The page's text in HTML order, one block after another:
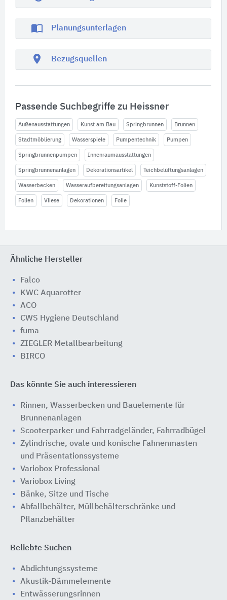
import_contacts Planungsunterlagen
location_on Bezugsquellen
Passende Suchbegriffe zu Heissner
Außenausstattungen Kunst am Bau Springbrunnen Brunnen
Stadtmöblierung Wasserspiele Pumpentechnik Pumpen
Springbrunnenpumpen Innenraumausstattungen
Springbrunnenanlagen Dekorationsartikel Teichbelüftungsanlagen
Wasserbecken Wasseraufbereitungsanlagen Kunststoff-Folien
Folien Vliese Dekorationen Folie
Ähnliche Hersteller
Falco
KWC Aquarotter
ACO
CWS Hygiene Deutschland
fuma
ZIEGLER Metallbearbeitung
BIRCO
Das könnte Sie auch interessieren
Rinnen, Wasserbecken und Bauelemente für
Brunnenanlagen
Scooterparker und Fahrradgeländer, Fahrradbügel
Zylindrische, ovale und konische Fahnenmasten
und Präsentationssysteme
Variobox Professional
Variobox Living
Bänke, Sitze und Tische
Abfallbehälter, Müllbehälterschränke und
Pflanzbehälter
Beliebte Suchen
Abdichtungssysteme
Akustik-Dämmelemente
Entwässerungsrinnen